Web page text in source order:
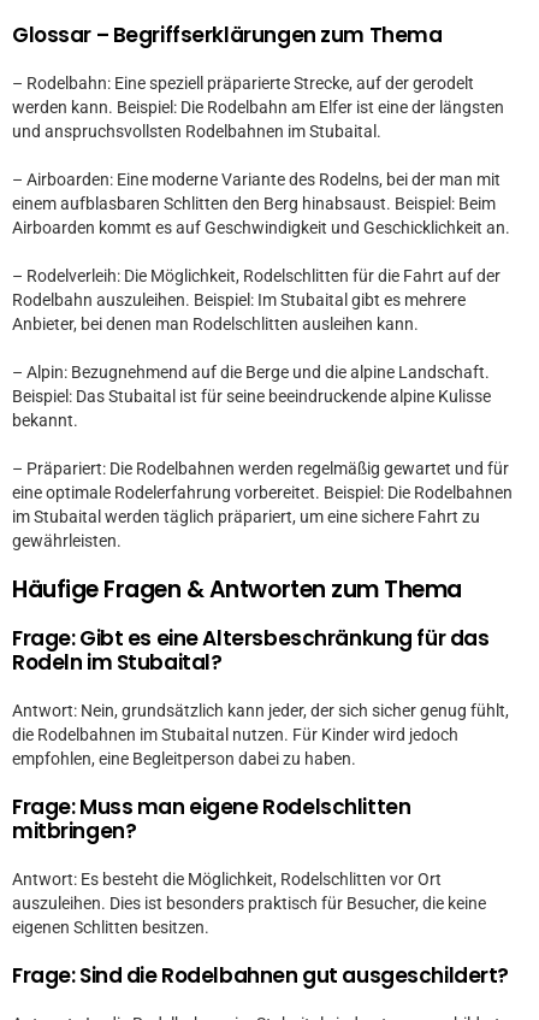
Glossar – Begriffserklärungen zum Thema
– Rodelbahn: Eine speziell präparierte Strecke, auf der gerodelt
werden kann. Beispiel: Die Rodelbahn am Elfer ist eine der längsten
und anspruchsvollsten Rodelbahnen im Stubaital.
– Airboarden: Eine moderne Variante des Rodelns, bei der man mit
einem aufblasbaren Schlitten den Berg hinabsaust. Beispiel: Beim
Airboarden kommt es auf Geschwindigkeit und Geschicklichkeit an.
– Rodelverleih: Die Möglichkeit, Rodelschlitten für die Fahrt auf der
Rodelbahn auszuleihen. Beispiel: Im Stubaital gibt es mehrere
Anbieter, bei denen man Rodelschlitten ausleihen kann.
– Alpin: Bezugnehmend auf die Berge und die alpine Landschaft.
Beispiel: Das Stubaital ist für seine beeindruckende alpine Kulisse
bekannt.
– Präpariert: Die Rodelbahnen werden regelmäßig gewartet und für
eine optimale Rodelerfahrung vorbereitet. Beispiel: Die Rodelbahnen
im Stubaital werden täglich präpariert, um eine sichere Fahrt zu
gewährleisten.
Häufige Fragen & Antworten zum Thema
Frage: Gibt es eine Altersbeschränkung für das
Rodeln im Stubaital?
Antwort: Nein, grundsätzlich kann jeder, der sich sicher genug fühlt,
die Rodelbahnen im Stubaital nutzen. Für Kinder wird jedoch
empfohlen, eine Begleitperson dabei zu haben.
Frage: Muss man eigene Rodelschlitten
mitbringen?
Antwort: Es besteht die Möglichkeit, Rodelschlitten vor Ort
auszuleihen. Dies ist besonders praktisch für Besucher, die keine
eigenen Schlitten besitzen.
Frage: Sind die Rodelbahnen gut ausgeschildert?